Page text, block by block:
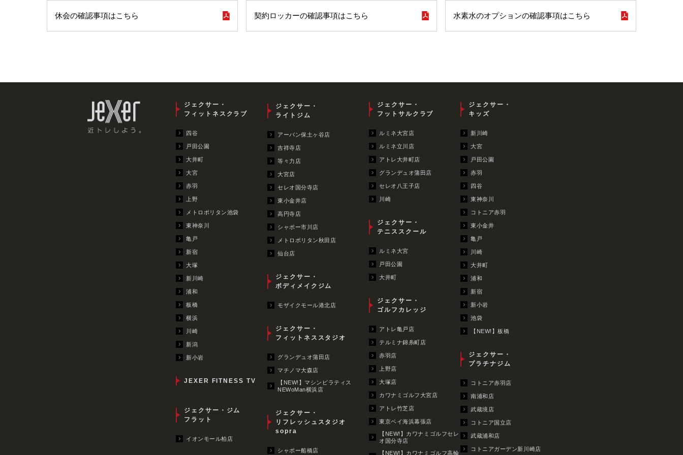
休会の確認事項はこちら 契約ロッカーの確認事項はこちら 水素水のオプションの確認事項はこちら
ジェクサー・
フィットネスクラブ
四谷
戸田公園
大井町
大宮
赤羽
上野
メトロポリタン池袋
東神奈川
亀戸
新宿
大塚
新川崎
浦和
板橋
横浜
川崎
新潟
新小岩
JEXER FITNESS TV
ジェクサー・ジム
フラット
イオンモール柏店
ジェクサー・
ライトジム
アーバン保土ヶ谷店
吉祥寺店
等々力店
大宮店
セレオ国分寺店
東小金井店
高円寺店
シャポー市川店
メトロポリタン秋田店
仙台店
ジェクサー・
ボディメイクジム
モザイクモール港北店
ジェクサー・
フィットネススタジオ
グランデュオ蒲田店
マチノマ大森店
【NEW!】マシンピラティス
NEWoMan横浜店
ジェクサー・
リフレッシュスタジオ
sopra
シャポー船橋店
ジェクサー・
フットサルクラブ
ルミネ大宮店
ルミネ立川店
アトレ大井町店
グランデュオ蒲田店
セレオ八王子店
川崎
ジェクサー・
テニススクール
ルミネ大宮
戸田公園
大井町
ジェクサー・
ゴルフカレッジ
アトレ亀戸店
テルミナ錦糸町店
赤羽店
上野店
大塚店
カワナミゴルフ大宮店
アトレ竹芝店
東京ベイ海浜幕張店
【NEW!】カワナミゴルフセレ
オ国分寺店
【NEW!】カワナミゴルフ高輪
ジェクサー・
キッズ
新川崎
大宮
戸田公園
赤羽
四谷
東神奈川
コトニア赤羽
東小金井
亀戸
川崎
大井町
浦和
新宿
新小岩
池袋
【NEW!】板橋
ジェクサー・
プラチナジム
コトニア赤羽店
南浦和店
武蔵境店
コトニア国立店
武蔵浦和店
コトニアガーデン新川崎店